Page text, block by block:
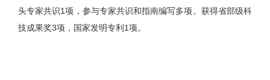
头专家共识1项，参与专家共识和指南编写多项。获得省部级科
技成果奖3项，国家发明专利1项。